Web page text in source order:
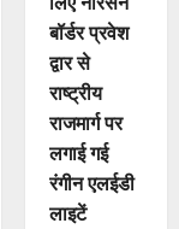
बॉर्डर प्रवेश
द्वार से
राष्ट्रीय
राजमार्ग पर
लगाई गई
रंगीन एलईडी
लाइटें